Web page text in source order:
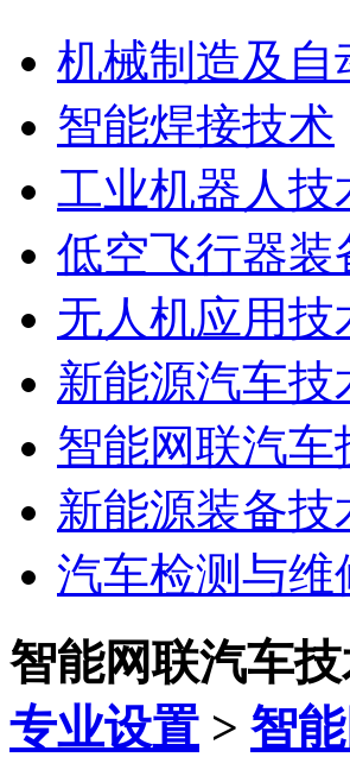
机械制造及自
智能焊接技术
工业机器人技
低空飞行器装
无人机应用技
新能源汽车技
智能网联汽车
新能源装备技
汽车检测与维
智能网联汽车
专业设置 > 智